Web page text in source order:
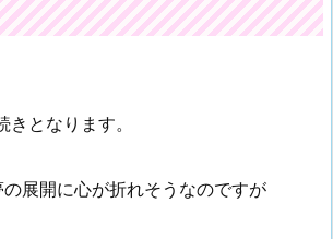
となります。
展開に心が折れそうなのですが